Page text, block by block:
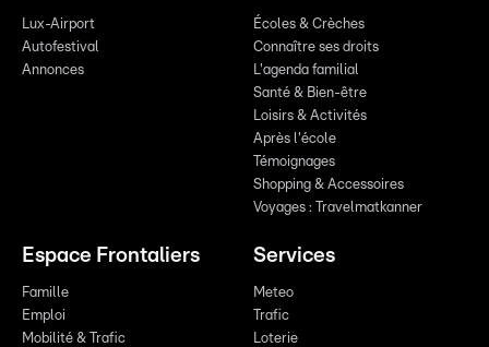
Lux-Airport
Autofestival
Annonces
Écoles & Crèches
Connaître ses droits
L'agenda familial
Santé & Bien-être
Loisirs & Activités
Après l'école
Témoignages
Shopping & Accessoires
Voyages : Travelmatkanner
Espace Frontaliers
Famille
Emploi
Mobilité & Trafic
Services
Meteo
Trafic
Loterie